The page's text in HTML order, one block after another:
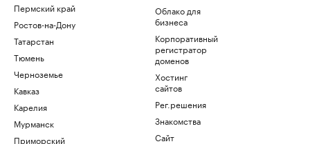
Пермский край
Ростов-на-Дону
Татарстан
Тюмень
Черноземье
Кавказ
Карелия
Мурманск
Приморский
Облако для
бизнеса
Корпоративный
регистратор
доменов
Хостинг
сайтов
Рег.решения
Знакомства
Сайт